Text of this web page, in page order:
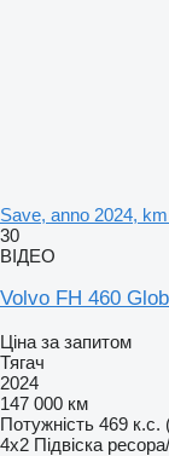
Save, anno 2024,
30
ВІДЕО
Volvo FH 460
Ціна за запитом
Тягач
2024
147 000 км
Потужність 469 к.с.
4x2 Підвіска